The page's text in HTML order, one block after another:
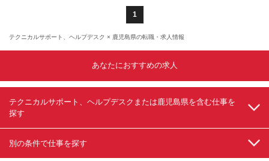
納得度高く安心して働ける環境で、 結果として定着
率97%に繋がっています。 ＼具体的な年収例をご紹
60万円 ●案件単価：100万円⇒年収約930万円 ※月
い！ https://www.necmos.jp/career/payment
80%、地方在住が20%と、 地方で活躍中の社員が在
籍しています。 ※(変更の範囲)上記を除く当社関連勤
務地 ※フルリモートは通勤不要
1
テクニカルサポート、ヘルプデスク × 鹿児島県の転職・求人情報
あなたにおすすめの求人
テクニカルサポート、ヘルプデスクまたは鹿児島県を含む仕事を
探す
別の条件で仕事を探す